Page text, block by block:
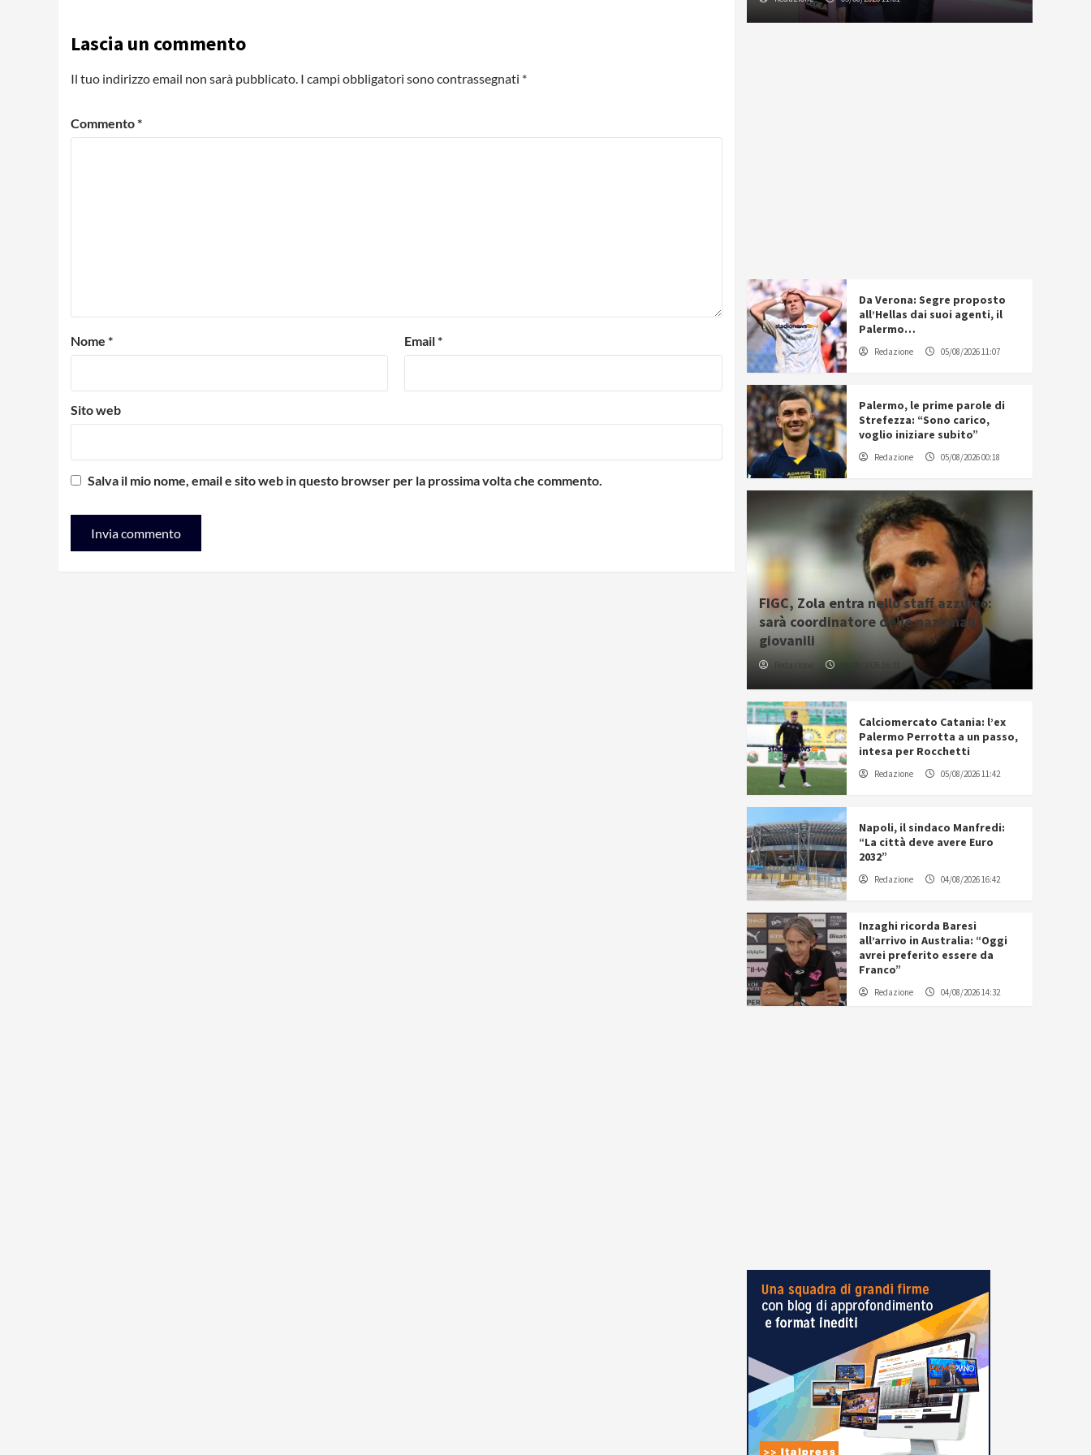
Lascia un commento
Il tuo indirizzo email non sarà pubblicato. I campi obbligatori sono contrassegnati *
Commento*
Nome * Email*
Sito web
Salva il mio nome, email e sito web in questo browser per la prossima volta che commento.
Da Verona: Segre proposto
all’Hellas dai suoi agenti, il
Palermo…
Redazione 05/08/2026 11:07
Palermo, le prime parole di
Strefezza: “Sono carico,
voglio iniziare subito”
Redazione 05/08/2026 00:18
FIGC, Zola entra nello staff azzurro:
sarà coordinatore delle nazionali
giovanili
Redazione
Calciomercato Catania: l’ex
Palermo Perrotta a un passo,
intesa per Rocchetti
Redazione 05/08/2026 11:42
Napoli, il sindaco Manfredi:
“La città deve avere Euro
2032”
Redazione 04/08/2026 16:42
Inzaghi ricorda Baresi
all’arrivo in Australia: “Oggi
avrei preferito essere da
Franco”
Redazione 04/08/2026 14:32